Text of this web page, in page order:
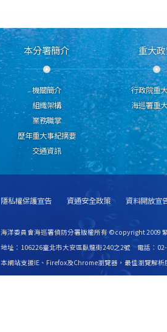
本分署簡介
機關簡介
組織架構
業務職掌
歷年重大事紀摘要
交通資訊
重大
行政院重
海巡署重
隱私權保護宣告 資通安全政策 資料開放宣
海洋委員會海巡署偵防分署版權所有 ©copyright 2009
地址：106226臺北市大安區臥龍街240之2號 電話：
本網站支援IE、Firefox及Chrome瀏覽器，最佳瀏覽解析
更新日期115年08月07日 瀏覽人次2815753